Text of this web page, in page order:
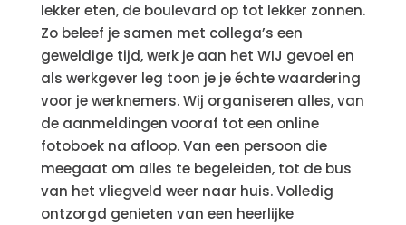
lekker eten, de boulevard op tot lekker zonnen.
Zo beleef je samen met collega’s een
geweldige tijd, werk je aan het WIJ gevoel en
als werkgever leg toon je je échte waardering
voor je werknemers. Wij organiseren alles, van
de aanmeldingen vooraf tot een online
fotoboek na afloop. Van een persoon die
meegaat om alles te begeleiden, tot de bus
van het vliegveld weer naar huis. Volledig
ontzorgd genieten van een heerlijke